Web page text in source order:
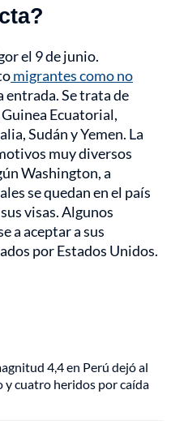
el 9 de junio.
migrantes como no
entrada. Se trata de
Ecuatorial,
Sudán y Yemen. La
muy diversos
Washington, a
se quedan en el país
visas. Algunos
a aceptar a sus
por Estados Unidos.
4,4 en Perú dejó al
y cuatro heridos por caída